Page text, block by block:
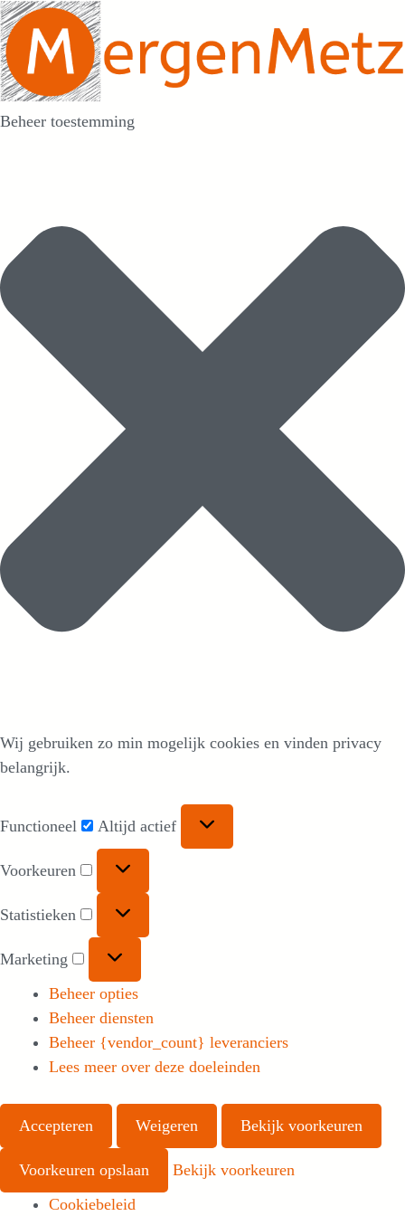
Beheer toestemming
Wij gebruiken zo min mogelijk cookies en vinden privacy
belangrijk.
Functioneel Altijd actief
Voorkeuren
Voorkeuren
Statistieken
Statistieken
Marketing
Marketing
Beheer opties
Beheer diensten
Beheer {vendor_count} leveranciers
Lees meer over deze doeleinden
Accepteren Weigeren Bekijk voorkeuren
Voorkeuren opslaan
Bekijk voorkeuren
Cookiebeleid